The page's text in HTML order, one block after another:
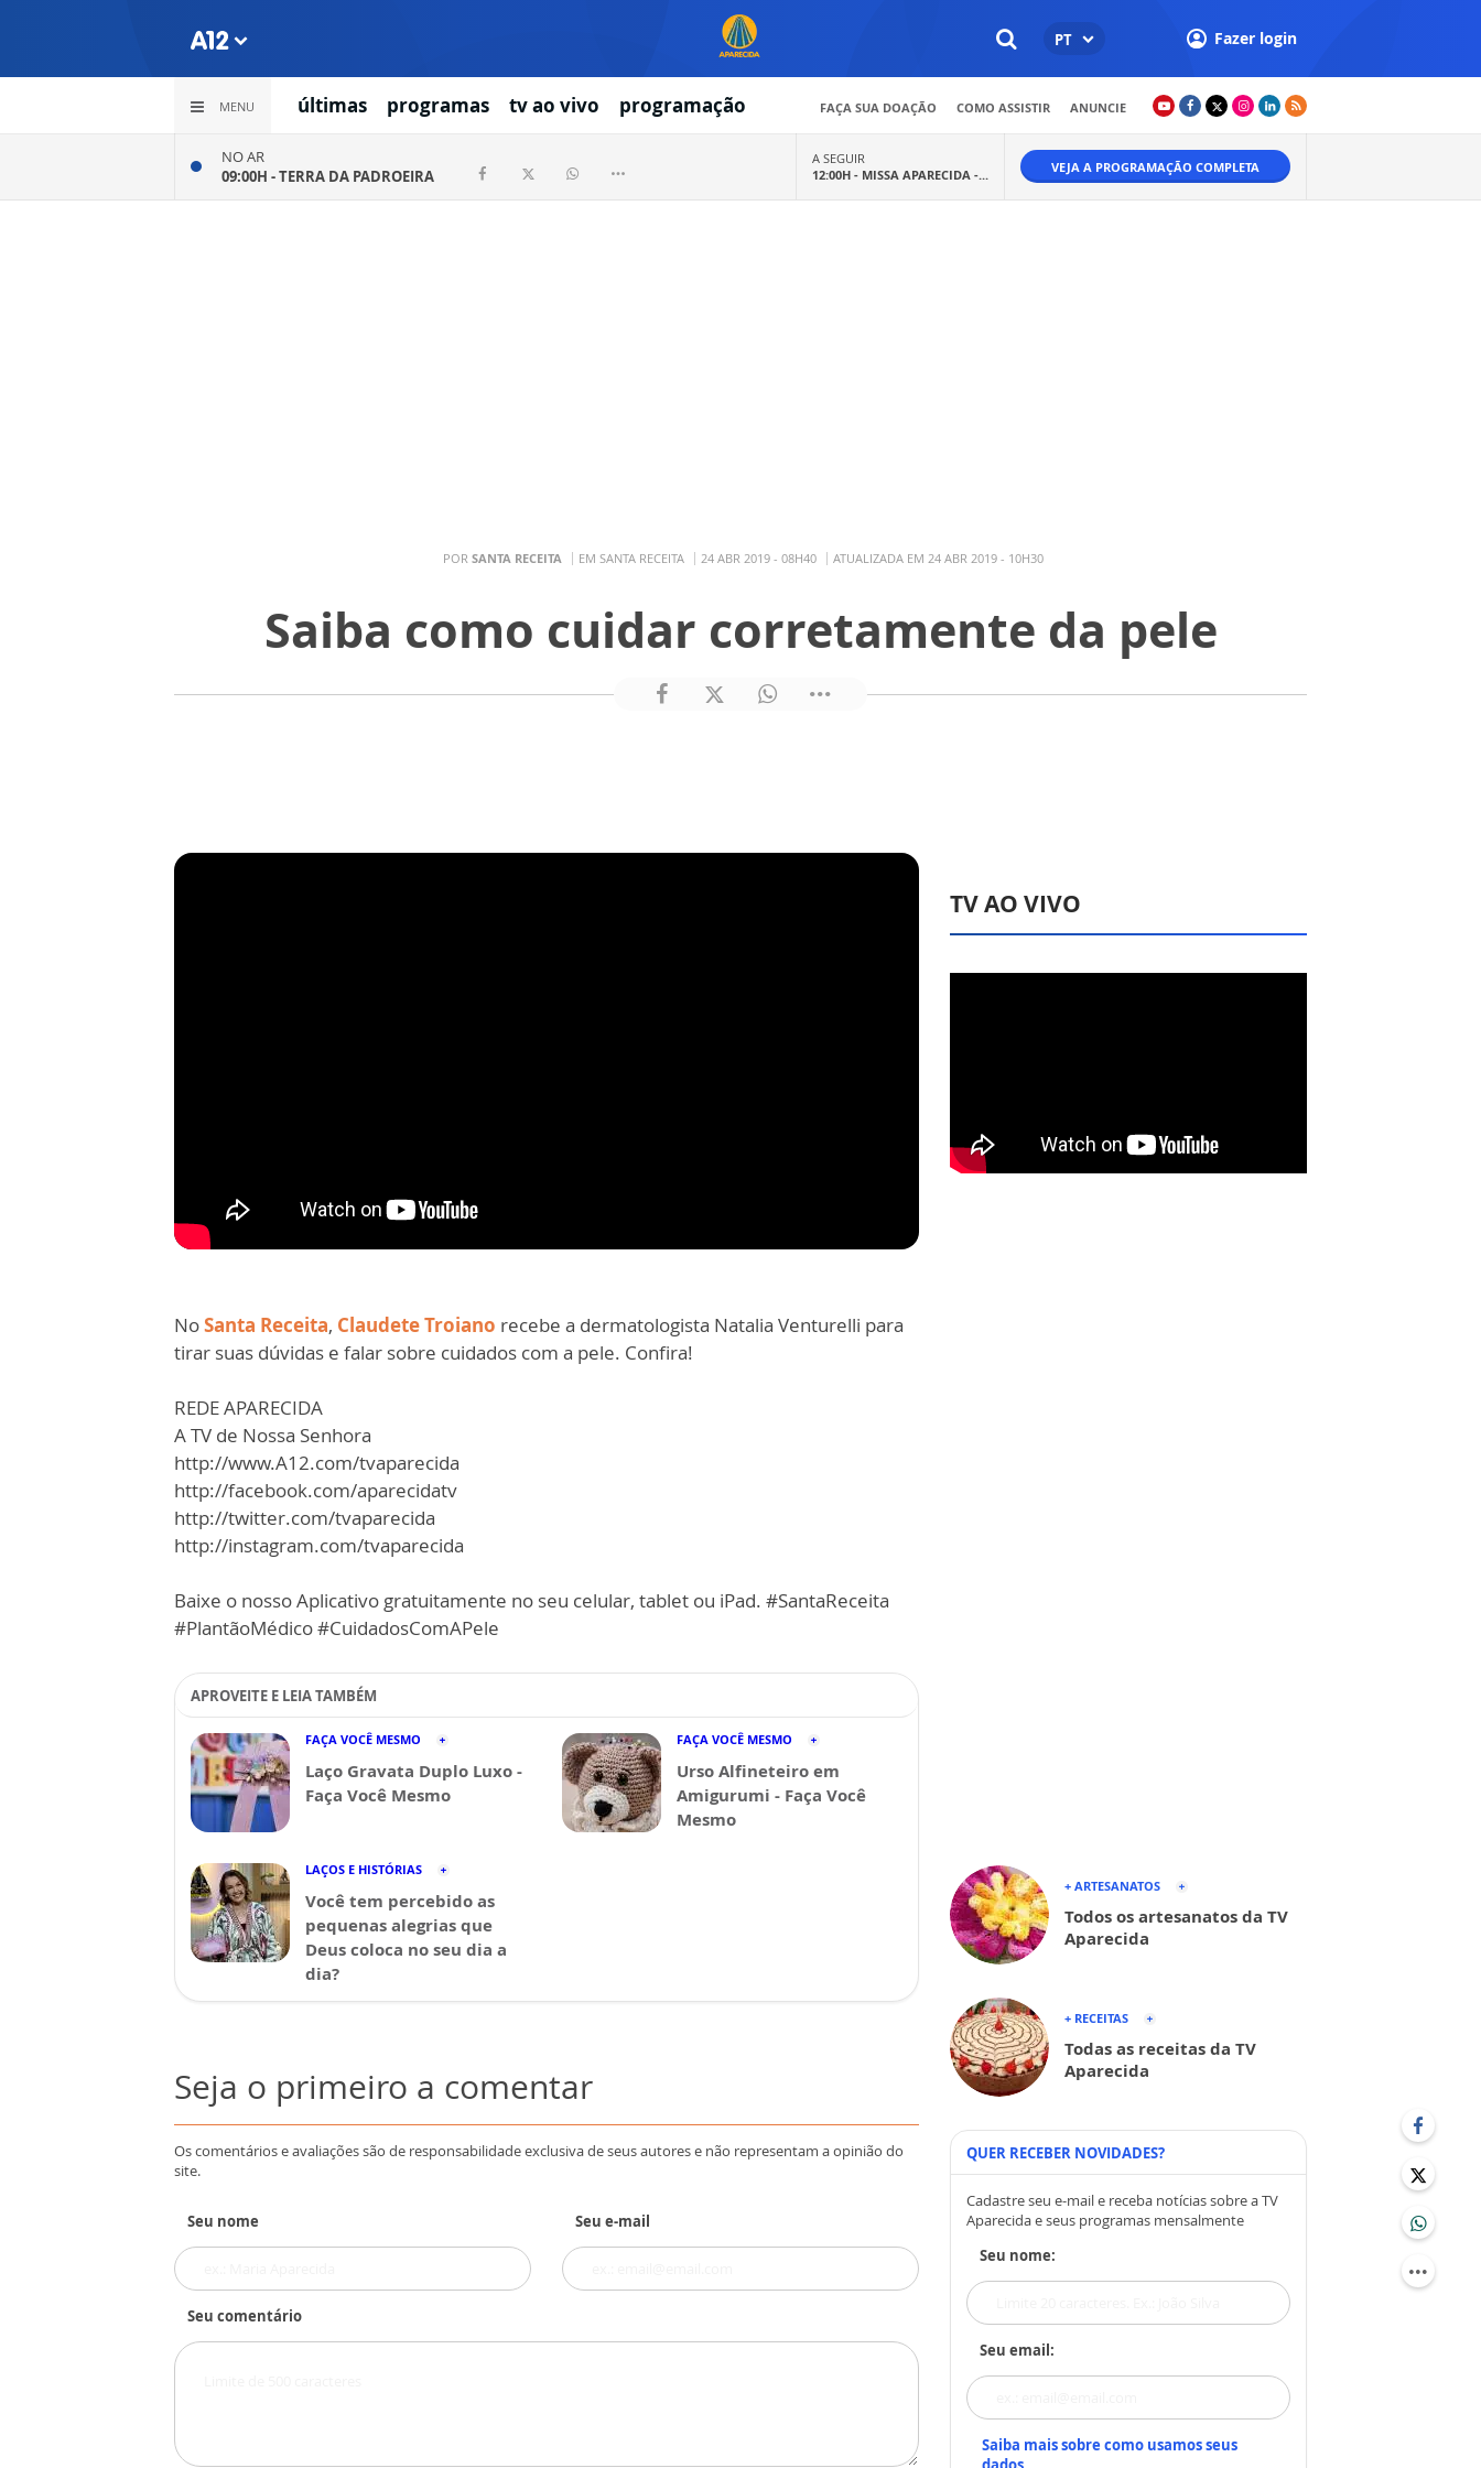
PT Fazer login
MENU últimas programas tv ao vivo programação FAÇA SUA DOAÇÃO COMO ASSISTIR ANUNCIE
NO AR
09:00H -TERRA DA PADROEIRA
A SEGUIR
12:00H - MISSA APARECIDA -... VEJA A PROGRAMAÇÃO COMPLETA
POR SANTA RECEITA EM SANTA RECEITA 24 ABR 2019 - 08H40 ATUALIZADA EM 24 ABR 2019 - 10H30
Saiba como cuidar corretamente da pele
NoSanta Receita, Claudete Troiano recebe a dermatologista Natalia Venturelli para
tirar suas dúvidas e falar sobre cuidados com a pele. Confira!
REDE APARECIDA
A TV de Nossa Senhora
http://www.A12.com/tvaparecida
http://facebook.com/aparecidatv
http://twitter.com/tvaparecida
http://instagram.com/tvaparecida
Baixe o nosso Aplicativo gratuitamente no seu celular, tablet ou iPad. #SantaReceita
#PlantãoMédico #CuidadosComAPele
APROVEITE E LEIA TAMBÉM
FAÇA VOCÊ MESMO
Laço Gravata Duplo Luxo -
Faça Você Mesmo
FAÇA VOCÊ MESMO
Urso Alfineteiro em
Amigurumi - Faça Você
Mesmo
LAÇOS E HISTÓRIAS
Você tem percebido as
pequenas alegrias que
Deus coloca no seu dia a
dia?
Seja o primeiro a comentar
Os comentários e avaliações são de responsabilidade exclusiva de seus autores e não representam a opinião do
site.
Seu nome Seu e-mail
Seu comentário
TV AO VIVO
+ ARTESANATOS
Todos os artesanatos da TV
Aparecida
+ RECEITAS
Todas as receitas da TV
Aparecida
QUER RECEBER NOVIDADES?
Cadastre seu e-mail e receba notícias sobre a TV
Aparecida e seus programas mensalmente
Seu nome:
Seu email:
Saiba mais sobre como usamos seus